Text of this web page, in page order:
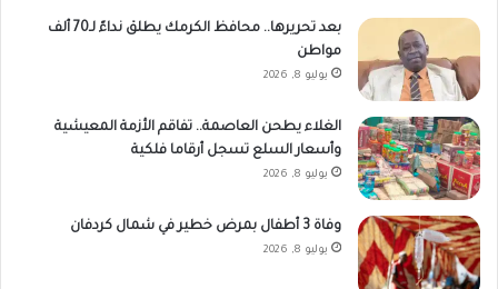
بعد تحريرها.. ​محافظ الكرمك يطلق نداءً لـ70 ألف
مواطن
يوليو 8, 2026
الغلاء يطحن العاصمة.. تفاقم الأزمة المعيشية
وأسعار السلع تسجل أرقاما فلكية
يوليو 8, 2026
وفاة 3 أطفال بمرض خطير في شمال كردفان
يوليو 8, 2026